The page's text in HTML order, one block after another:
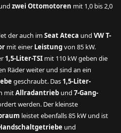
zwei Ottomotoren mit 1,0 bis 2,0
der auch imSeat Ateca und VW T-
mit einer Leistungvon 85 kW.
1,5-Liter-TSI mit 110 kW geben die
Räder weiter und sind an ein
geschraubt. Das 1,5-Liter-
mitAllradantrieb und 7-Gang-
werden. Der kleinste
leistet ebenfalls 85 kW und ist
und